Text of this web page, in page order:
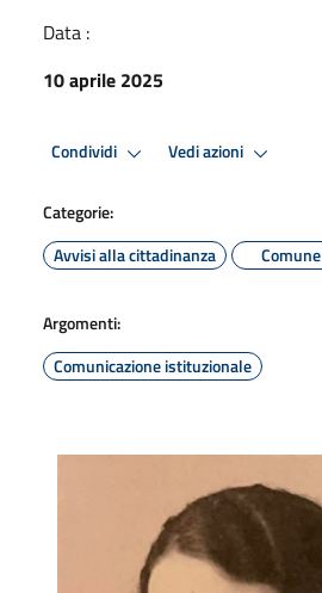
Data :
10 aprile 2025
Condividi Vedi azioni
Categorie:
Avvisi alla cittadinanza
Comune
Argomenti:
Comunicazione istituzionale